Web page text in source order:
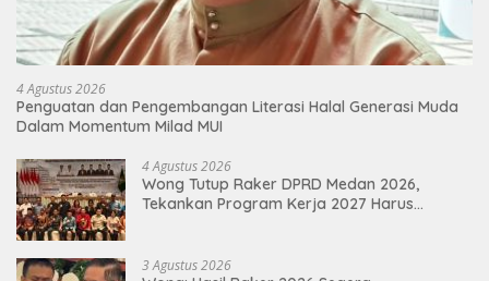
4 Agustus 2026
Penguatan dan Pengembangan Literasi Halal Generasi Muda
Dalam Momentum Milad MUI
4 Agustus 2026
Wong Tutup Raker DPRD Medan 2026,
Tekankan Program Kerja 2027 Harus
3 Agustus 2026